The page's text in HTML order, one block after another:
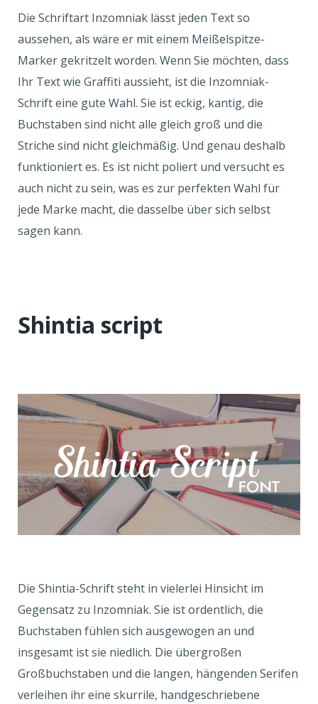
Die Schriftart Inzomniak lässt jeden Text so
aussehen, als wäre er mit einem Meißelspitze-
Marker gekritzelt worden. Wenn Sie möchten, dass
Ihr Text wie Graffiti aussieht, ist die Inzomniak-
Schrift eine gute Wahl. Sie ist eckig, kantig, die
Buchstaben sind nicht alle gleich groß und die
Striche sind nicht gleichmäßig. Und genau deshalb
funktioniert es. Es ist nicht poliert und versucht es
auch nicht zu sein, was es zur perfekten Wahl für
jede Marke macht, die dasselbe über sich selbst
sagen kann.
Shintia script
Die Shintia-Schrift steht in vielerlei Hinsicht im
Gegensatz zu Inzomniak. Sie ist ordentlich, die
Buchstaben fühlen sich ausgewogen an und
insgesamt ist sie niedlich. Die übergroßen
Großbuchstaben und die langen, hängenden Serifen
verleihen ihr eine skurrile, handgeschriebene